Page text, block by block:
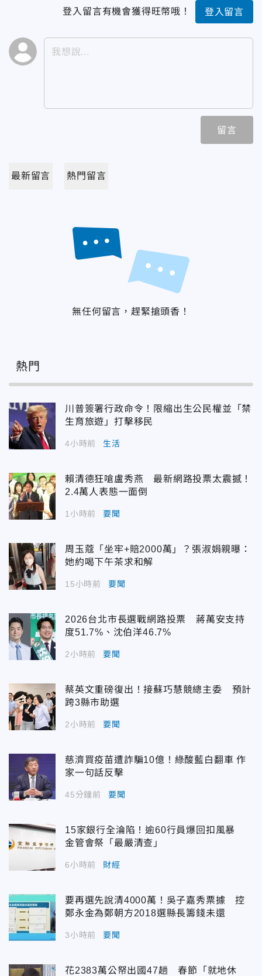
登入留言有機會獲得旺幣哦！ 登入留言
留言
最新留言 熱門留言
無任何留言，趕緊搶頭香！
熱門
川普簽署行政命令！限縮出生公民權並「禁
生育旅遊」打擊移民
4小時前 生活
賴清德狂嗆盧秀燕 最新網路投票太震撼！
2.4萬人表態一面倒
1小時前 要聞
周玉蔻「坐牢+賠2000萬」？張淑娟親曝：
她約喝下午茶求和解
15小時前 要聞
2026台北市長選戰網路投票 蔣萬安支持
度51.7%、沈伯洋46.7%
2小時前 要聞
蔡英文重磅復出！接蘇巧慧競總主委 預計
跨3縣市助選
2小時前 要聞
慈濟買疫苗遭詐騙10億！綠酸藍白翻車 作
家一句話反擊
45分鐘前 要聞
15家銀行全淪陷！逾60行員爆回扣風暴
金管會祭「最嚴清查」
6小時前 財經
要再選先說清4000萬！吳子嘉秀票據 控
鄭永金為鄭朝方2018選縣長籌錢未還
3小時前 要聞
花2383萬公帑出國47趟 春節「就地休